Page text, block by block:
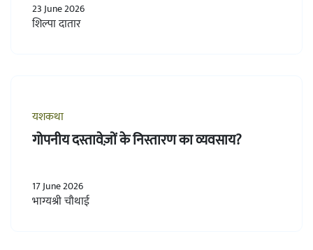
23 June 2026
शिल्पा दातार
यशकथा
गोपनीय दस्तावेज़ों के निस्तारण का व्यवसाय?
17 June 2026
भाग्यश्री चौथाई